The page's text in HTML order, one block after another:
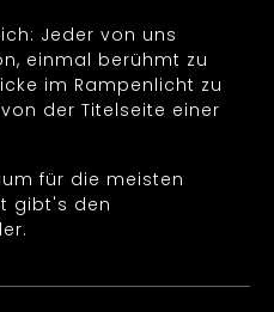
Jeder von uns
einmal berühmt zu
im Rampenlicht zu
der Titelseite einer
für die meisten
gibt's den